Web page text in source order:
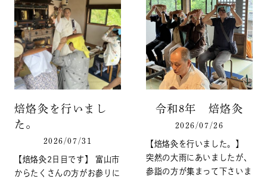
焙烙灸を行いまし
た。
2026/07/31
【焙烙灸2日目です】 富山市
からたくさんの方がお参りに
令和8年 焙烙灸
2026/07/26
【焙烙灸を行いました。】
突然の大雨にあいましたが、
参詣の方が集まって下さいま